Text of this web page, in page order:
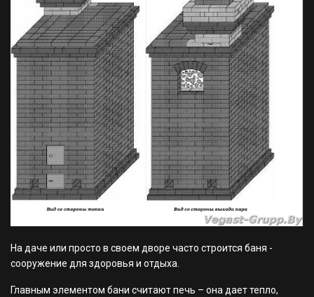
На даче или просто в своем дворе часто строится баня -
сооружение для здоровья и отдыха.
Главным элементом бани считают печь – она дает тепло,